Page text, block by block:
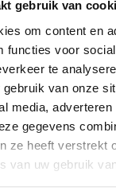
gebruik van
om content en
functies voor
te
van onze
media,
gegevens
ze heeft verstrekt
van uw gebruik
instructie video
en hygiëne